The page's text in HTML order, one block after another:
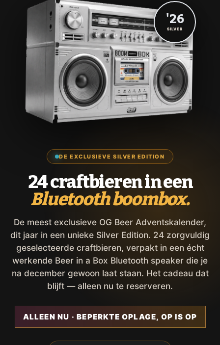
DE EXCLUSIEVE SILVER EDITION
24 craftbieren in een
Bluetooth boombox.
De meest exclusieve OG Beer Adventskalender,
dit jaar in een unieke Silver Edition. 24 zorgvuldig
geselecteerde craftbieren, verpakt in een écht
werkende Beer in a Box Bluetooth speaker die je
na december gewoon laat staan. Het cadeau dat
blijft — alleen nu te reserveren.
ALLEEN NU · BEPERKTE OPLAGE, OP IS OP
'26
SILVER